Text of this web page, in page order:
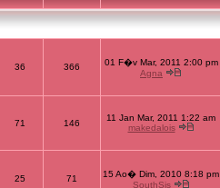
36 366
01 F�v Mar, 2011 2:00 pm
Agna
71 146
11 Jan Mar, 2011 1:22 am
makedalois
25 71
15 Ao� Dim, 2010 8:18 pm
SouthSis